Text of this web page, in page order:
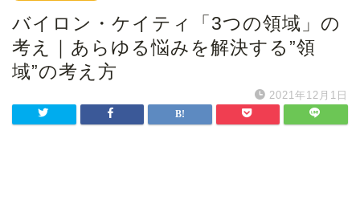
バイロン・ケイティ「3つの領域」の
考え｜あらゆる悩みを解決する”領
域”の考え方
2021年12月1日